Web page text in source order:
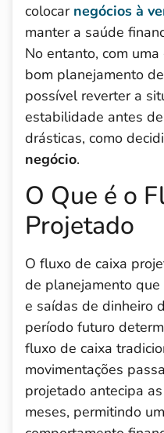
colocar negócios à
manter a saúde
No entanto, com
bom planejamento
possível reverter a
estabilidade antes
drásticas, como
negócio.
O Que é o
Projetado
O fluxo de caixa
de planejamento
e saídas de dinheiro
período futuro
fluxo de caixa
movimentações
projetado antecipa
meses, permitindo